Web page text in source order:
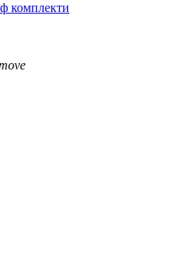
комплекти